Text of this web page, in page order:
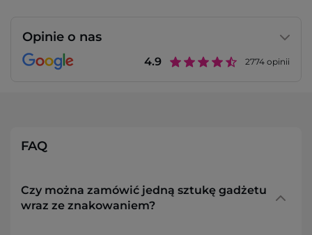
Opinie o nas
4.9 2774 opinii
FAQ
Czy można zamówić jedną sztukę gadżetu
wraz ze znakowaniem?